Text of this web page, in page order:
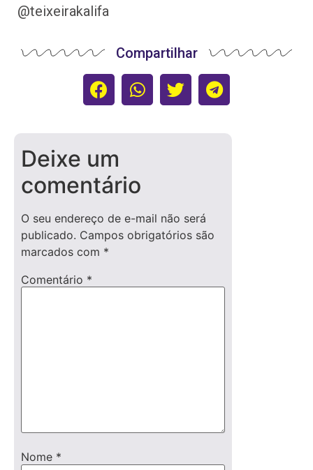
@teixeirakalifa
Compartilhar
Deixe um
comentário
O seu endereço de e-mail não será
publicado. Campos obrigatórios são
marcados com *
Comentário *
Nome *